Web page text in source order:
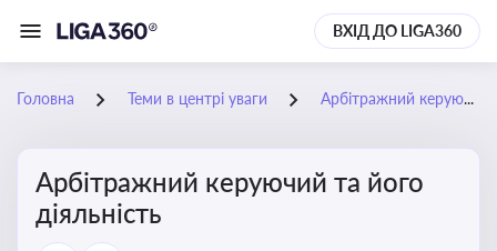
ВХІД ДО LIGA360
Головна Теми в центрі уваги Арбітражний керуючий та його діяльність
Арбітражний керуючий та його
діяльність